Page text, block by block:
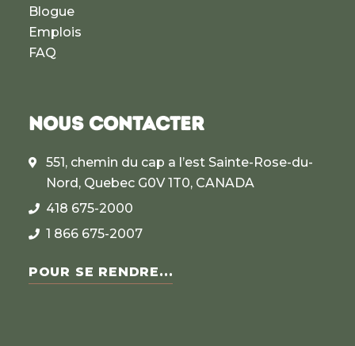
Blogue
Emplois
FAQ
NOUS CONTACTER
551, chemin du cap a l’est Sainte-Rose-du-
Nord, Quebec G0V 1T0, CANADA
418 675-2000
1 866 675-2007
POUR SE RENDRE...